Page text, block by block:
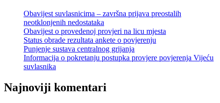
Obavijest suvlasnicima – završna prijava preostalih
neotklonjenih nedostataka
Obavijest o provedenoj provjeri na licu mjesta
Status obrade rezultata ankete o povjerenju
Punjenje sustava centralnog grijanja
Informacija o pokretanju postupka provjere povjerenja Vijeću
suvlasnika
Najnoviji komentari